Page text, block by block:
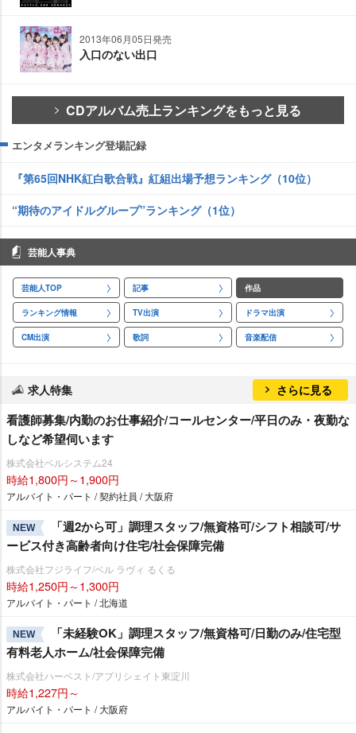
2013年06月05日発売
入口のない出口
CDアルバム売上ランキングをもっと見る
エンタメランキング登場記録
『第65回NHK紅白歌合戦』紅組出場予想ランキング（10位）
“期待のアイドルグループ”ランキング（1位）
芸能人事典
芸能人TOP 記事 作品
ランキング情報 TV出演 ドラマ出演
CM出演 歌詞 音楽配信
求人特集 さらに見る
看護師募集/内勤のお仕事紹介/コールセンター/平日のみ・夜勤な
しなど希望伺います
株式会社ベルシステム24
時給1,800円～1,900円
アルバイト・パート / 契約社員 / 大阪府
NEW
「週2から可」調理スタッフ/無資格可/シフト相談可/サ
ービス付き高齢者向け住宅/社会保障完備
株式会社フジライフ/ベル ラヴィ るくる
時給1,250円～1,300円
アルバイト・パート / 北海道
NEW
「未経験OK」調理スタッフ/無資格可/日勤のみ/住宅型
有料老人ホーム/社会保障完備
株式会社ハーベスト/アプリシェイト東淀川
時給1,227円～
アルバイト・パート / 大阪府